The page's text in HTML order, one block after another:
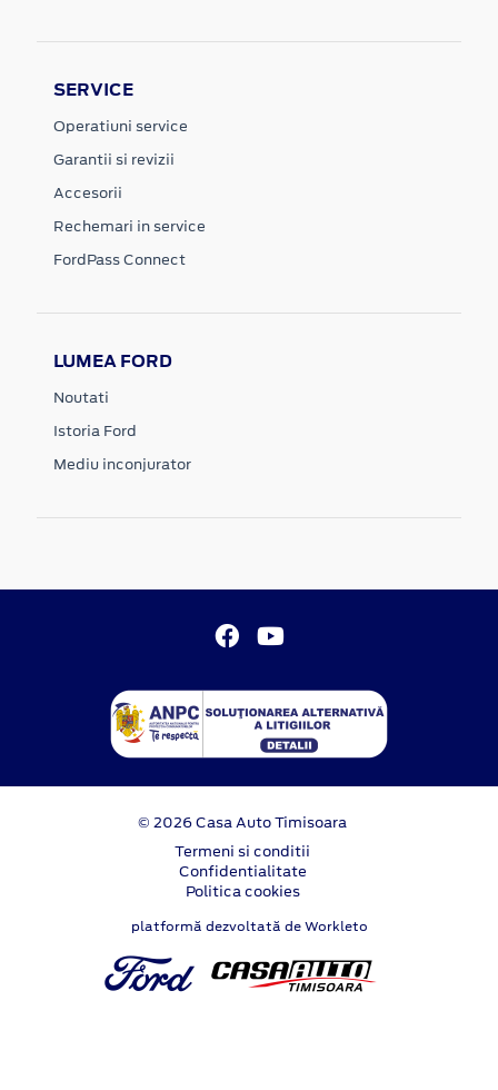
SERVICE
Operatiuni service
Garantii si revizii
Accesorii
Rechemari in service
FordPass Connect
LUMEA FORD
Noutati
Istoria Ford
Mediu inconjurator
© 2026 Casa Auto Timisoara
Termeni si conditii
Confidentialitate
Politica cookies
platformă dezvoltată de Workleto